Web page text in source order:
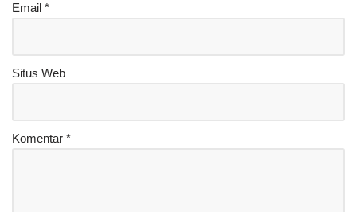
Email *
Situs Web
Komentar *